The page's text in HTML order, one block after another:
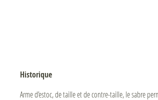
Historique
Arme d’estoc, de taille et de contre-taille, le sabre